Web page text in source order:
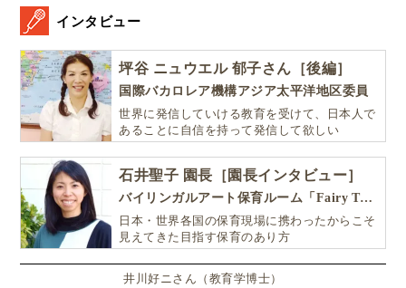
インタビュー
坪谷 ニュウエル 郁子さん［後編］
国際バカロレア機構アジア太平洋地区委員
世界に発信していける教育を受けて、日本人で
あることに自信を持って発信して欲しい
石井聖子 園長［園長インタビュー］
バイリンガルアート保育ルーム「Fairy Tale（フェアリーテイル）」
日本・世界各国の保育現場に携わったからこそ
見えてきた目指す保育のあり方
井川好ニさん（教育学博士）